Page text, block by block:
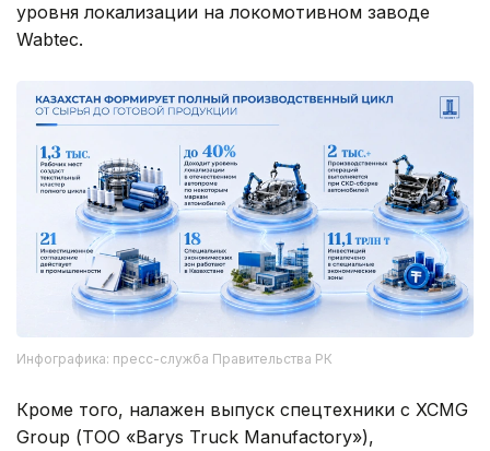
уровня локализации на локомотивном заводе
Wabtec.
Инфографика: пресс-служба Правительства РК
Кроме того, налажен выпуск спецтехники с XCMG
Group (ТОО «Barys Truck Manufactory»),